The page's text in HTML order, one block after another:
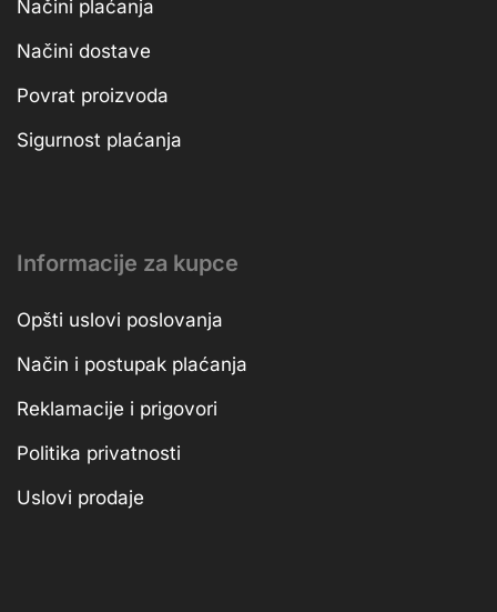
Načini plaćanja
Načini dostave
Povrat proizvoda
Sigurnost plaćanja
Informacije za kupce
Opšti uslovi poslovanja
Način i postupak plaćanja
Reklamacije i prigovori
Politika privatnosti
Uslovi prodaje